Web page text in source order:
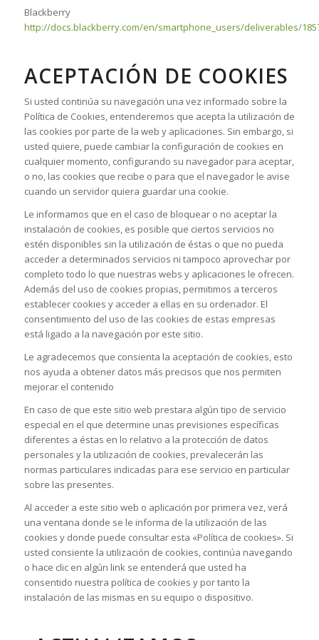
Blackberry
http://docs.blackberry.com/en/smartphone_users/deliverables/
ACEPTACIÓN DE COOKIES
Si usted continúa su navegación una vez informado sobre la
Política de Cookies, entenderemos que acepta la utilización de
las cookies por parte de la web y aplicaciones. Sin embargo, si
usted quiere, puede cambiar la configuración de cookies en
cualquier momento, configurando su navegador para aceptar,
o no, las cookies que recibe o para que el navegador le avise
cuando un servidor quiera guardar una cookie.
Le informamos que en el caso de bloquear o no aceptar la
instalación de cookies, es posible que ciertos servicios no
estén disponibles sin la utilización de éstas o que no pueda
acceder a determinados servicios ni tampoco aprovechar por
completo todo lo que nuestras webs y aplicaciones le ofrecen.
Además del uso de cookies propias, permitimos a terceros
establecer cookies y acceder a ellas en su ordenador. El
consentimiento del uso de las cookies de estas empresas
está ligado a la navegación por este sitio.
Le agradecemos que consienta la aceptación de cookies, esto
nos ayuda a obtener datos más precisos que nos permiten
mejorar el contenido
En caso de que este sitio web prestara algún tipo de servicio
especial en el que determine unas previsiones específicas
diferentes a éstas en lo relativo a la protección de datos
personales y la utilización de cookies, prevalecerán las
normas particulares indicadas para ese servicio en particular
sobre las presentes.
Al acceder a este sitio web o aplicación por primera vez, verá
una ventana donde se le informa de la utilización de las
cookies y donde puede consultar esta «Política de cookies». Si
usted consiente la utilización de cookies, continúa navegando
o hace clic en algún link se entenderá que usted ha
consentido nuestra política de cookies y por tanto la
instalación de las mismas en su equipo o dispositivo.